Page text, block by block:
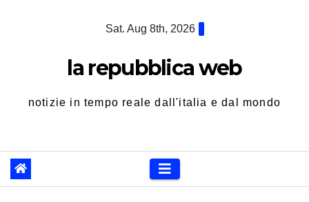
Sat. Aug 8th, 2026
la repubblica web
notizie in tempo reale dall'italia e dal mondo